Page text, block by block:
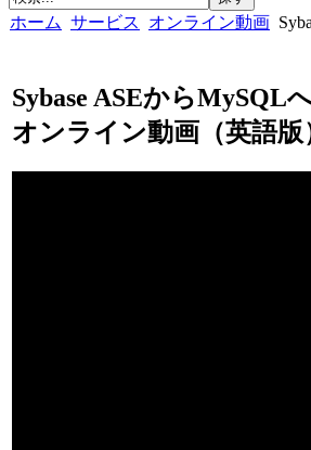
ホーム サービス オンライン動画
Sybase ASEからMySQL
オンライン動画（英語版